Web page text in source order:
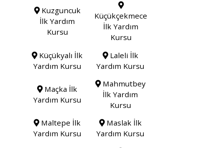
Kuzguncuk
İlk Yardım
Kursu
Küçükçekmece
İlk Yardım
Kursu
Küçükyalı İlk
Yardım Kursu
Laleli İlk
Yardım Kursu
Maçka İlk
Yardım Kursu
Mahmutbey
İlk Yardım
Kursu
Maltepe İlk
Yardım Kursu
Maslak İlk
Yardım Kursu